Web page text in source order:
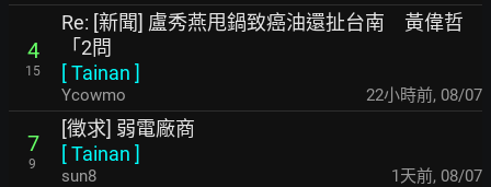
4
15
Re: [新聞] 盧秀燕甩鍋致癌油還扯台南 黃偉哲
「2問
[Tainan ]
Ycowmo 22小時前, 08/07
7
9
[徵求] 弱電廠商
[Tainan ]
sun8 1天前, 08/07